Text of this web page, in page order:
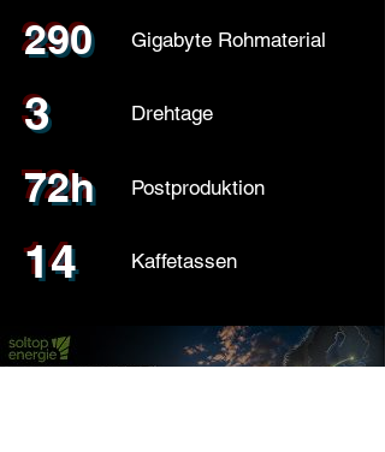
290 Gigabyte Rohmaterial
3 Drehtage
72h Postproduktion
14 Kaffetassen